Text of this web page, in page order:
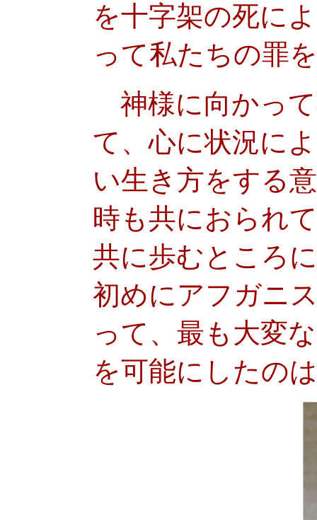
を十字架の死に
って私たちの罪
神様に向かっ
て、心に状況に
い生き方をする
時も共におられ
共に歩むところ
初めにアフガニ
って、最も大変
を可能にしたの